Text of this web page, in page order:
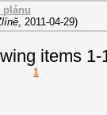
plánu
2011-04-29)
items 1-
1